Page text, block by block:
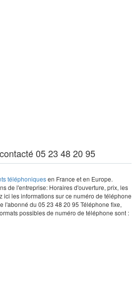
05 23 48 20 95
téléphoniquesen France et en Europe.
de l'entreprise: Horaires d'ouverture, prix, les
ici les informations sur ce numéro de téléphone
l'abonné du 05 23 48 20 95 Téléphone fixe,
possibles de numéro de téléphone sont :